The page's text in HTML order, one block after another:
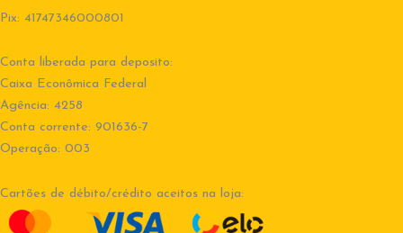
Pix: 41747346000801
Conta liberada para deposito:
Caixa Econômica Federal
Agência: 4258
Conta corrente: 901636-7
Operação: 003
Cartões de débito/crédito aceitos na loja: